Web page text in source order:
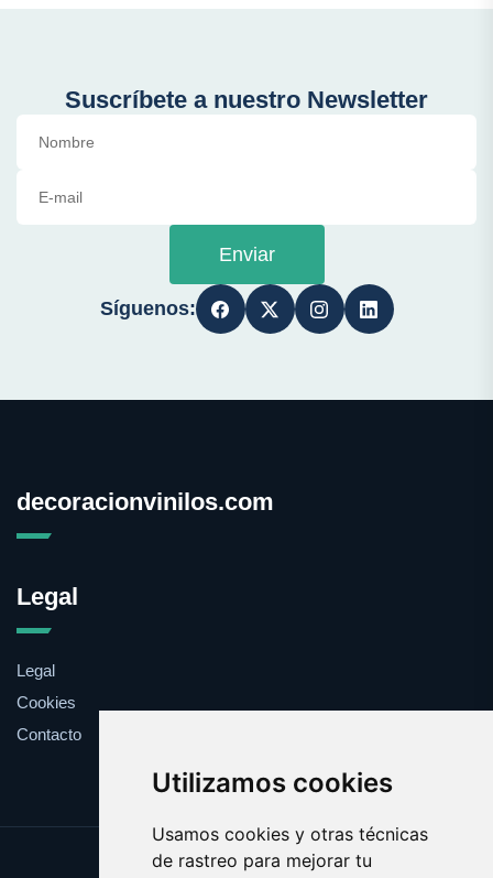
Utilizamos cookies
Usamos cookies y otras técnicas
de rastreo para mejorar tu
Suscríbete a nuestro Newsletter
Enviar
Síguenos:
decoracionvinilos.com
Legal
Legal
Cookies
Contacto
Update cookies preferences